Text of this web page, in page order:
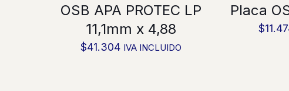
OSB APA PROTEC LP
11,1mm x 4,88
$41.304 IVA INCLUIDO
Placa
$